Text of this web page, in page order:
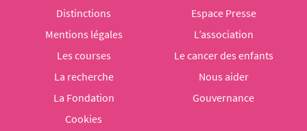
Distinctions
Espace Presse
Mentions légales
L’association
Les courses
Le cancer des enfants
La recherche
Nous aider
La Fondation
Gouvernance
Cookies